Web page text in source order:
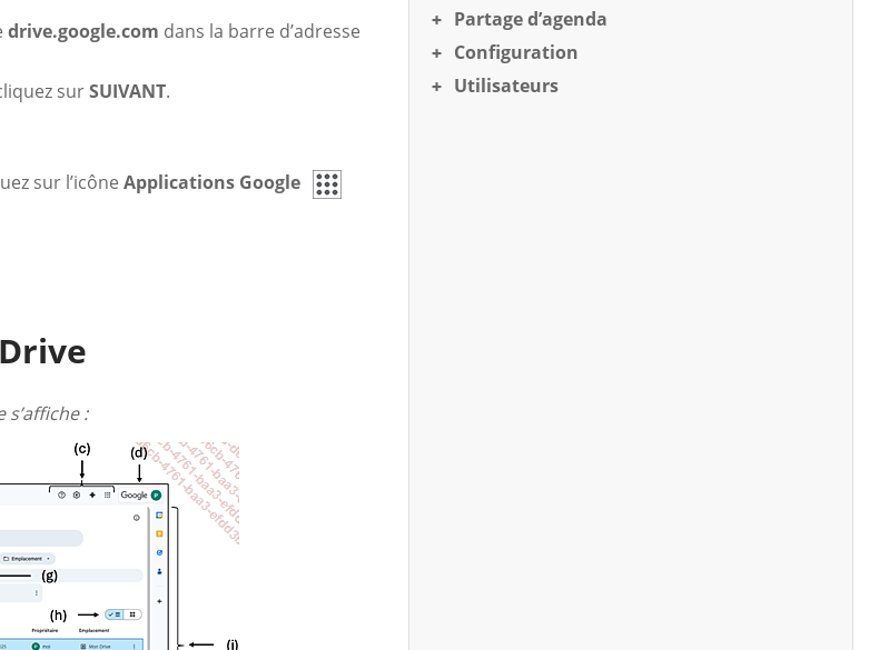
drive.google.com dans la barre d’adresse
surSUIVANT.
sur l’icône Applications Google
:
Partage d’agenda
Configuration
Utilisateurs